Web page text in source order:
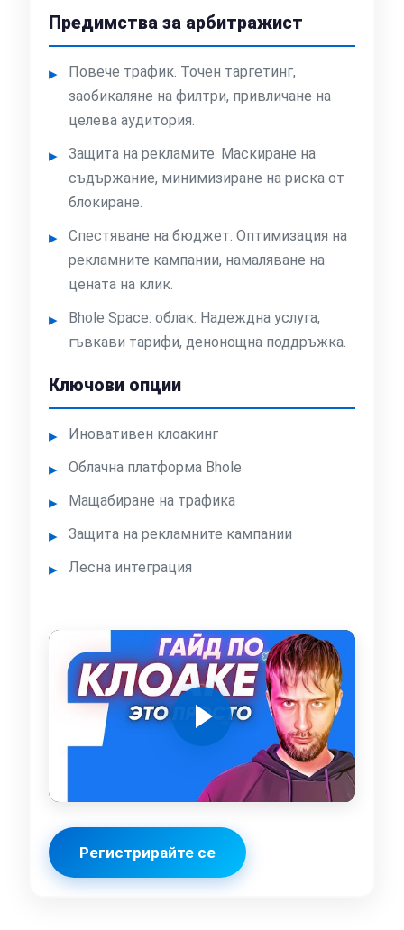
Предимства за арбитражист
Повече трафик. Точен таргетинг,
заобикаляне на филтри, привличане на
целева аудитория.
Защита на рекламите. Маскиране на
съдържание, минимизиране на риска от
блокиране.
Спестяване на бюджет. Оптимизация на
рекламните кампании, намаляване на
цената на клик.
Bhole Space: облак. Надеждна услуга,
гъвкави тарифи, денонощна поддръжка.
Ключови опции
Иновативен клоакинг
Облачна платформа Bhole
Мащабиране на трафика
Защита на рекламните кампании
Лесна интеграция
Регистрирайте се